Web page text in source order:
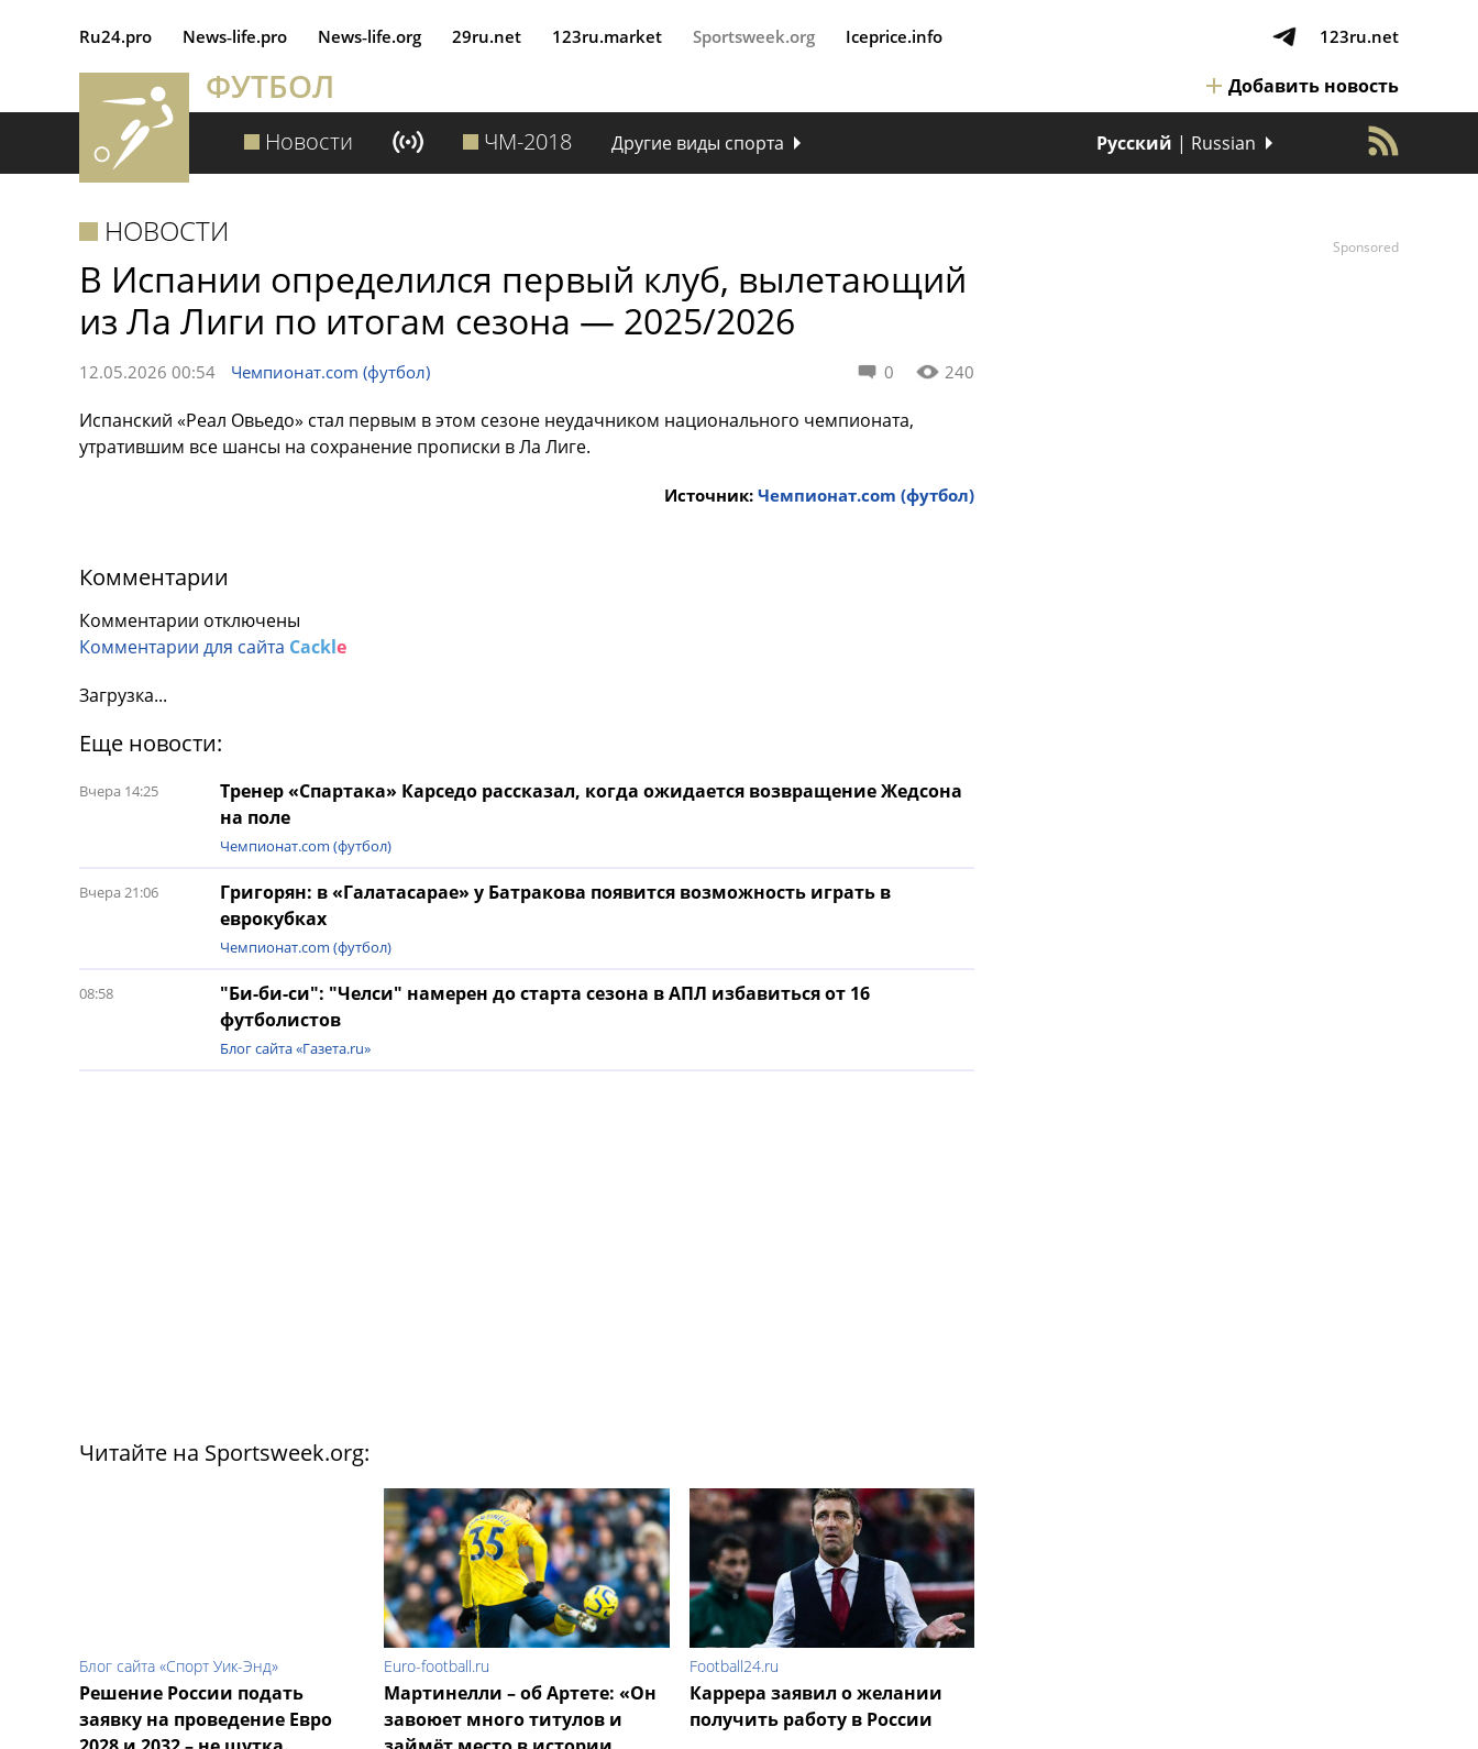
Ru24.pro News‑life.pro News‑life.org 29ru.net 123ru.market Sportsweek.org Iceprice.info 123ru.net
ФУТБОЛ Добавить новость
Новости ЧМ-2018 Другие виды спорта Русский | Russian
НОВОСТИ
В Испании определился первый клуб, вылетающий
из Ла Лиги по итогам сезона — 2025/2026
0 240
12.05.2026 00:54 Чемпионат.com (футбол)
Испанский «Реал Овьедо» стал первым в этом сезоне неудачником национального чемпионата,
утратившим все шансы на сохранение прописки в Ла Лиге.
Источник: Чемпионат.com (футбол)
Комментарии
Комментарии отключены
Комментарии для сайта Cackle
Загрузка...
Еще новости:
Тренер «Спартака» Карседо рассказал, когда ожидается возвращение Жедсона
на поле
Вчера 14:25
Чемпионат.com (футбол)
Григорян: в «Галатасарае» у Батракова появится возможность играть в
еврокубках
Вчера 21:06
Чемпионат.com (футбол)
"Би-би-си": "Челси" намерен до старта сезона в АПЛ избавиться от 16
футболистов
08:58
Блог сайта «Газета.ru»
Читайте на Sportsweek.org:
Блог сайта «Спорт Уик-Энд»
Решение России подать
заявку на проведение Евро
Euro-football.ru
Мартинелли – об Артете: «Он
завоюет много титулов и
Football24.ru
Каррера заявил о желании
получить работу в России
Sponsored